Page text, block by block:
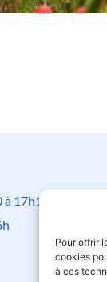
Pour offrir
cookies
à ces
17h15